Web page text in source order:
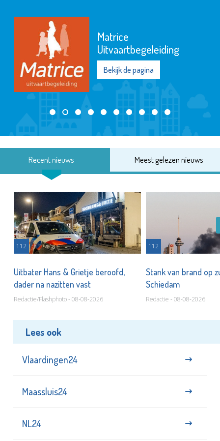
Matrice
Uitvaartbegeleiding
Bekijk de pagina
Recent nieuws Meest gelezen nieuws
112
Uitbater Hans & Grietje beroofd,
dader na nazitten vast
Redactie/Flashphoto - 08-08-2026
112
Stank van brand op
Schiedam
Redactie - 08-08-2026
Lees ook
Vlaardingen24
Maassluis24
NL24